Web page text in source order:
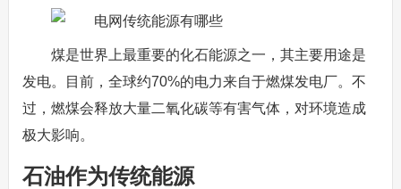
煤是世界上最重要的化石能源之一，其主要用途是
发电。目前，全球约70%的电力来自于燃煤发电厂。不
过，燃煤会释放大量二氧化碳等有害气体，对环境造成
极大影响。
石油作为传统能源